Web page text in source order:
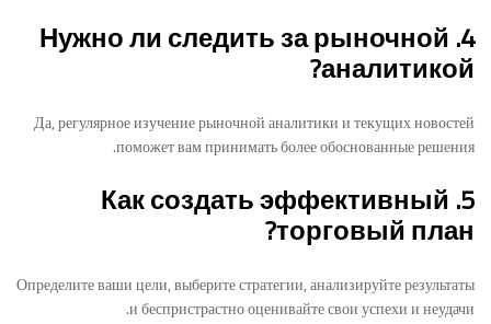
4. Нужно ли следить за рыночной
аналитикой?
Да, регулярное изучение рыночной аналитики и текущих новостей
поможет вам принимать более обоснованные решения.
5. Как создать эффективный
торговый план?
Определите ваши цели, выберите стратегии, анализируйте результаты
и беспристрастно оценивайте свои успехи и неудачи.